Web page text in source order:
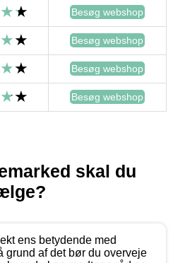
Besøg webshop
Besøg webshop
Besøg webshop
Besøg webshop
skal du
ens betydende med
grund af det bør du overveje